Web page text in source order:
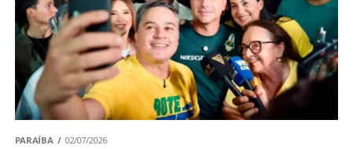
PARAÍBA 02/07/2026